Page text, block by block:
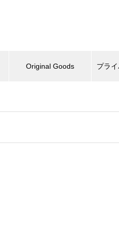
Original Goods プラ
たぬきとか、野球